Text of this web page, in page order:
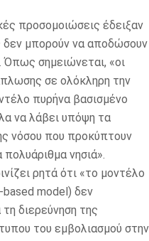
προσομοιώσεις έδειξαν
μπορούν να αποδώσουν
Όπως σημειώνεται, «οι
σε ολόκληρη την
πυρήνα βασισμένο
να λάβει υπόψη τα
νόσου που προκύπτουν
νησιά».
ρητά ότι «το μοντέλο
based model) δεν
διερεύνηση της
του εμβολιασμού στην